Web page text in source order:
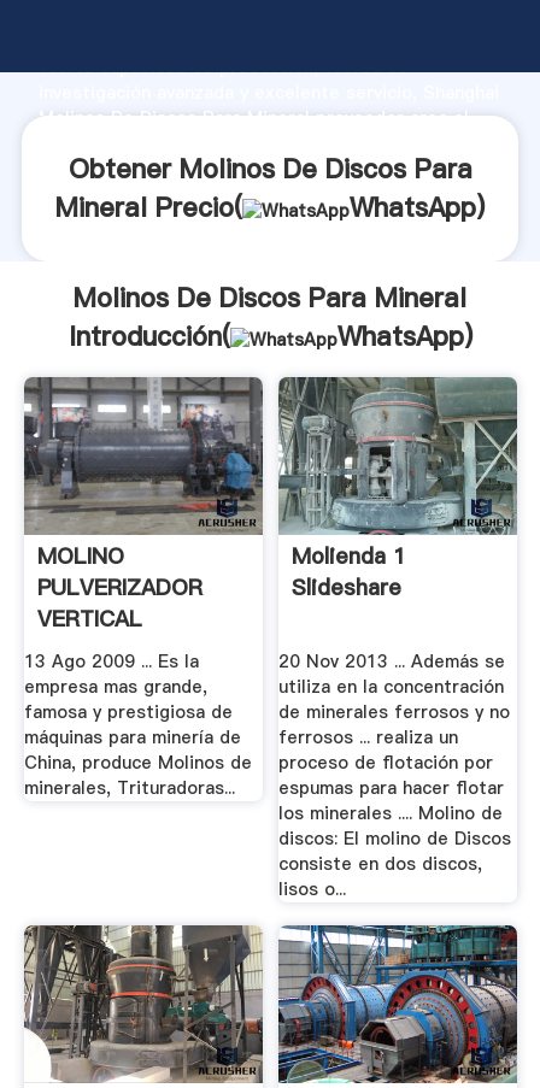
fuerte capacidad de producción, fuerza de
Molinos De Discos Para Mineral proveedor crea el
Obtener Molinos De Discos Para
Mineral Precio(
WhatsApp)
Molinos De Discos Para Mineral
Introducción(
WhatsApp)
MOLINO
PULVERIZADOR
VERTICAL
MINERALES.
13 Ago 2009 ... Es la
empresa mas grande,
famosa y prestigiosa de
máquinas para minería de
China, produce Molinos de
minerales, Trituradoras...
Molienda 1
Slideshare
20 Nov 2013 ... Además se
utiliza en la concentración
de minerales ferrosos y no
ferrosos ... realiza un
proceso de flotación por
espumas para hacer flotar
los minerales .... Molino de
discos: El molino de Discos
consiste en dos discos,
lisos o...